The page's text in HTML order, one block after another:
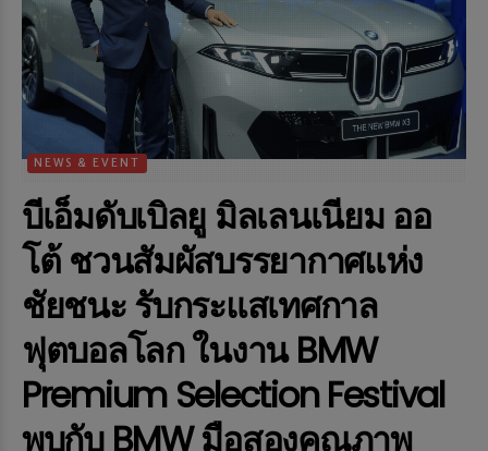
NEWS & EVENT
บีเอ็มดับเบิลยู มิลเลนเนียม ออ
โต้ ชวนสัมผัสบรรยากาศแห่ง
ชัยชนะ รับกระแสเทศกาล
ฟุตบอลโลก ในงาน BMW
Premium Selection Festival
พบกับ BMW มือสองคุณภาพ